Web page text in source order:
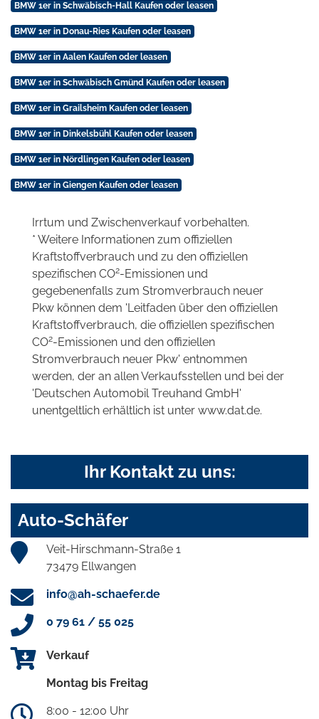
BMW 1er in Schwäbisch-Hall Kaufen oder leasen
BMW 1er in Donau-Ries Kaufen oder leasen
BMW 1er in Aalen Kaufen oder leasen
BMW 1er in Schwäbisch Gmünd Kaufen oder leasen
BMW 1er in Grailsheim Kaufen oder leasen
BMW 1er in Dinkelsbühl Kaufen oder leasen
BMW 1er in Nördlingen Kaufen oder leasen
BMW 1er in Giengen Kaufen oder leasen
Irrtum und Zwischenverkauf vorbehalten.
* Weitere Informationen zum offiziellen
Kraftstoffverbrauch und zu den offiziellen
spezifischen CO2-Emissionen und
gegebenenfalls zum Stromverbrauch neuer
Pkw können dem 'Leitfaden über den offiziellen
Kraftstoffverbrauch, die offiziellen spezifischen
CO2-Emissionen und den offiziellen
Stromverbrauch neuer Pkw' entnommen
werden, der an allen Verkaufsstellen und bei der
'Deutschen Automobil Treuhand GmbH'
unentgeltlich erhältlich ist unter www.dat.de.
Ihr Kontakt zu uns:
Auto-Schäfer
Veit-Hirschmann-Straße 1
73479 Ellwangen
info@ah-schaefer.de
0 79 61 / 55 025
Verkauf
Montag bis Freitag
8:00 - 12:00 Uhr